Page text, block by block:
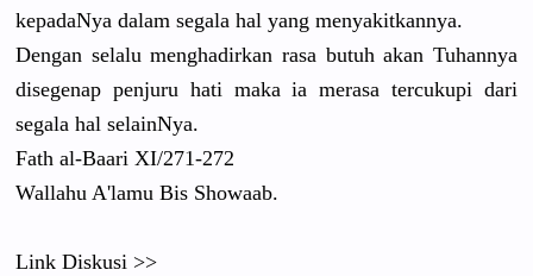
kepadaNya dalam segala hal yang menyakitkannya.
Dengan selalu menghadirkan rasa butuh akan Tuhannya
disegenap penjuru hati maka ia merasa tercukupi dari
segala hal selainNya.
Fath al-Baari XI/271-272
Wallahu A'lamu Bis Showaab.
Link Diskusi >>